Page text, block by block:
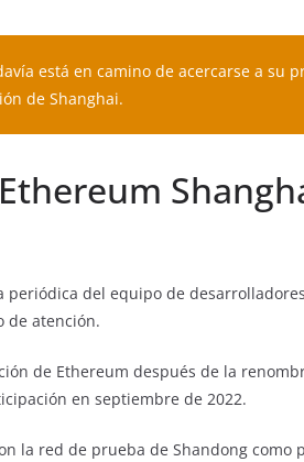
está en camino de acercarse a su
de Shanghai.
periódica del equipo de
de atención.
de Ethereum después de la
en septiembre de 2022.
la red de prueba de Shandong como